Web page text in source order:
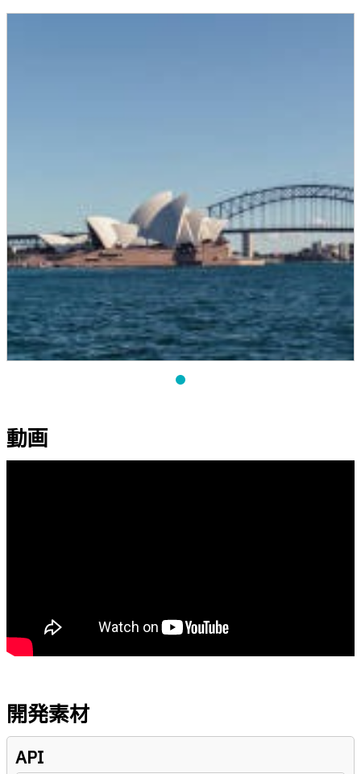
動画
開発素材
API